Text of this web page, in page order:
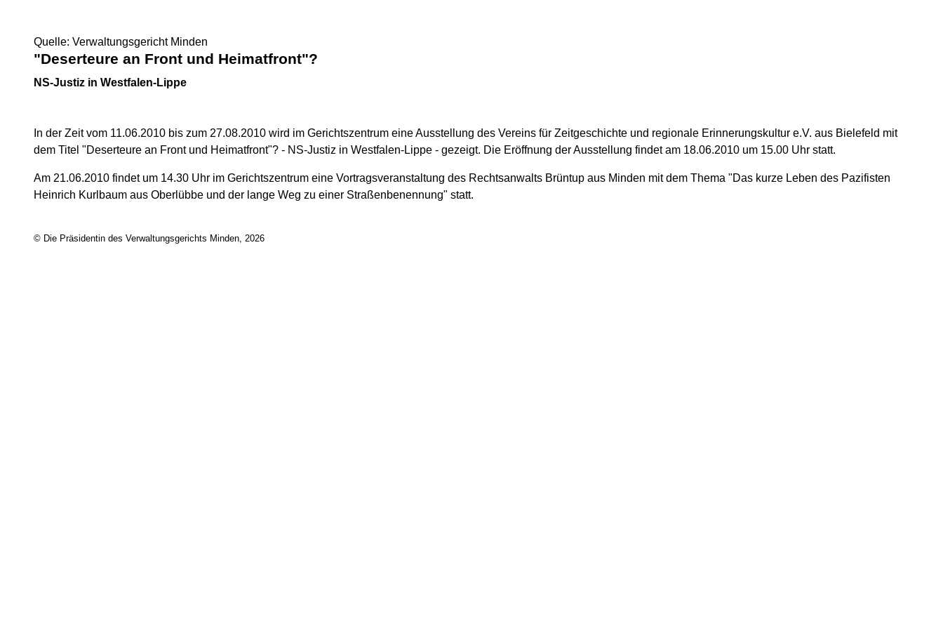
Quelle: Verwaltungsgericht Minden
"Deserteure an Front und Heimatfront"?
NS-Justiz in Westfalen-Lippe
In der Zeit vom 11.06.2010 bis zum 27.08.2010 wird im Gerichtszentrum eine Ausstellung des Vereins für Zeitgeschichte und regionale Erinnerungskultur e.V. aus Bielefeld mit
dem Titel "Deserteure an Front und Heimatfront"? - NS-Justiz in Westfalen-Lippe - gezeigt. Die Eröffnung der Ausstellung findet am 18.06.2010 um 15.00 Uhr statt.
Am 21.06.2010 findet um 14.30 Uhr im Gerichtszentrum eine Vortragsveranstaltung des Rechtsanwalts Brüntup aus Minden mit dem Thema "Das kurze Leben des Pazifisten
Heinrich Kurlbaum aus Oberlübbe und der lange Weg zu einer Straßenbenennung" statt.
© Die Präsidentin des Verwaltungsgerichts Minden, 2026